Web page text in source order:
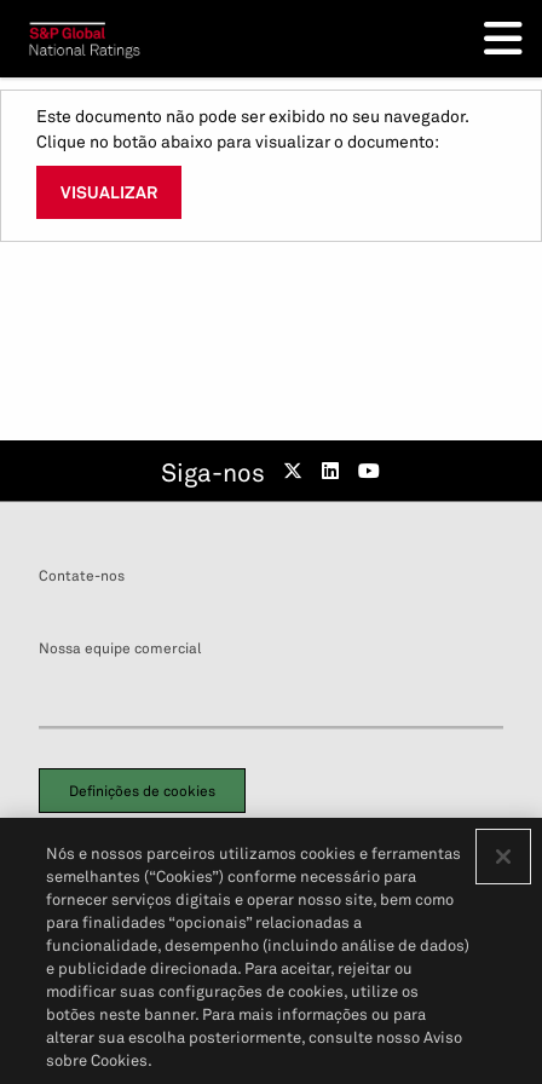
Este documento não pode ser exibido no seu navegador.
Clique no botão abaixo para visualizar o documento:
VISUALIZAR
Siga-nos
Contate-nos
Nossa equipe comercial
Definições de cookies
Política de PrivacidadePortal de privacidade do cliente (em inglês)
Não Venda Minhas Informações Pessoais© 2026 S&P Global
Nós e nossos parceiros utilizamos cookies e ferramentas
semelhantes (“Cookies”) conforme necessário para
fornecer serviços digitais e operar nosso site, bem como
para finalidades “opcionais” relacionadas a
funcionalidade, desempenho (incluindo análise de dados)
e publicidade direcionada. Para aceitar, rejeitar ou
modificar suas configurações de cookies, utilize os
botões neste banner. Para mais informações ou para
alterar sua escolha posteriormente, consulte nosso Aviso
sobre Cookies.